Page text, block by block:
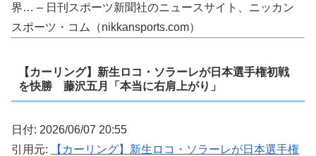
界… – 日刊スポーツ新聞社のニュースサイト、ニッカン
スポーツ・コム（nikkansports.com）
【カーリング】新生ロコ・ソラーレが日本選手権初戦
を快勝 藤沢五月「本当に右肩上がり」
日付: 2026/06/07 20:55
引用元:
【カーリング】新生ロコ・ソラーレが日本選手権